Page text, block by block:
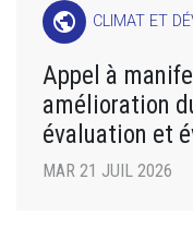
public CLIMAT ET
Appel à
amélioration
évaluation et
MAR 21 JUIL 2026